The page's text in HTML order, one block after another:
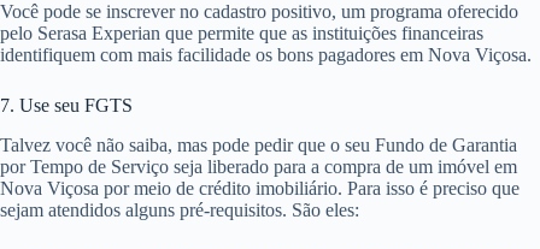
Você pode se inscrever no cadastro positivo, um programa oferecido
pelo Serasa Experian que permite que as instituições financeiras
identifiquem com mais facilidade os bons pagadores em Nova Viçosa.
7. Use seu FGTS
Talvez você não saiba, mas pode pedir que o seu Fundo de Garantia
por Tempo de Serviço seja liberado para a compra de um imóvel em
Nova Viçosa por meio de crédito imobiliário. Para isso é preciso que
sejam atendidos alguns pré-requisitos. São eles: